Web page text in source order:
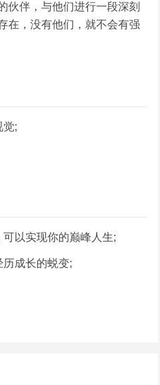
伙伴，与他们进行一段深刻
在，没有他们，就不会有强
觉;
以实现你的巅峰人生;
成长的蜕变;